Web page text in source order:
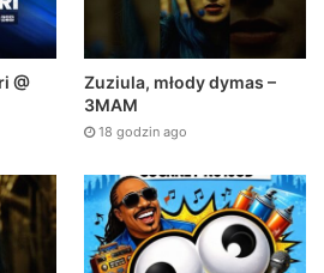
@
Zuziula, młody dymas –
3MAM
18 godzin ago